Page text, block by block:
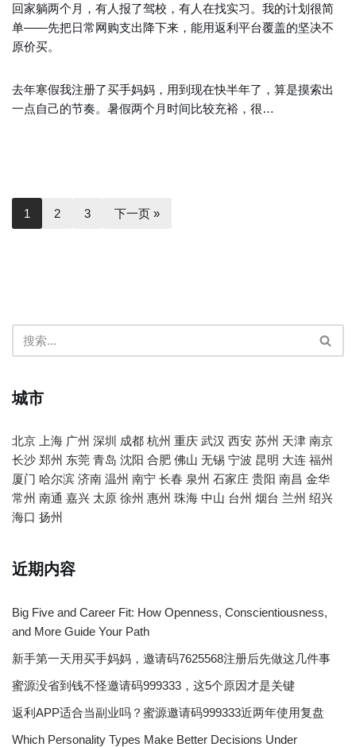
回家躺两个月，有人报了驾校，有人在找实习。我的计划很简
单——先把日常网购支出降下来，能用返利平台覆盖的坚决不
原价买。
去年寒假我注册了买手妈妈，用到现在快半年了，算是摸索出
一点自己的节奏。暑假两个月时间比较充裕，很…
1 2 3 下一页 »
城市
北京 上海 广州 深圳 成都 杭州 重庆 武汉 西安 苏州 天津 南京
长沙 郑州 东莞 青岛 沈阳 合肥 佛山 无锡 宁波 昆明 大连 福州
厦门 哈尔滨 济南 温州 南宁 长春 泉州 石家庄 贵阳 南昌 金华
常州 南通 嘉兴 太原 徐州 惠州 珠海 中山 台州 烟台 兰州 绍兴
海口 扬州
近期内容
Big Five and Career Fit: How Openness, Conscientiousness,
and More Guide Your Path
新手第一天用买手妈妈，邀请码7625568注册后先做这几件事
蜜源没省到钱不怪邀请码999333，这5个原因才是关键
返利APP适合当副业吗？蜜源邀请码999333近两年使用复盘
Which Personality Types Make Better Decisions Under